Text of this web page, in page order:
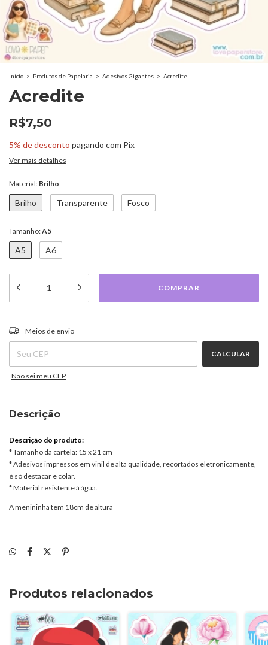
Início > Produtos de Papelaria > Adesivos Gigantes > Acredite
Acredite
R$7,50
5% de desconto pagando com Pix
Ver mais detalhes
Material: Brilho
Brilho Transparente Fosco
Tamanho:A5
A5 A6
Entregas para o CEP:
Meios de envio
CALCULAR
Não sei meu CEP
Descrição
Descrição do produto:
* Tamanho da cartela: 15 x 21 cm
* Adesivos impressos em vinil de alta qualidade, recortados eletronicamente,
é só destacar e colar.
* Material resistente à água.
A menininha tem 18cm de altura
Produtos relacionados